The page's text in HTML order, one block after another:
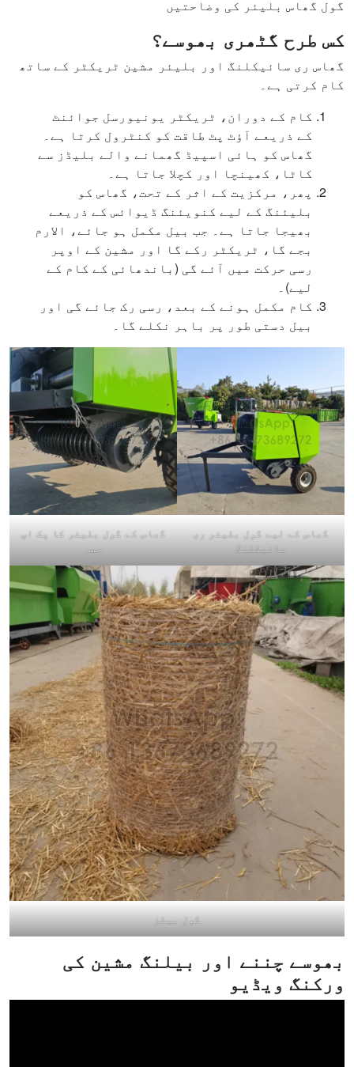
گول گھاس بلیئر کی وضاحتیں
کس طرح گٹھری بھوسے؟
گھاس ری سائیکلنگ اور بلیئر مشین ٹریکٹر کے ساتھ
کام کرتی ہے۔
کام کے دوران، ٹریکٹر یونیورسل جوائنٹ
کے ذریعے آؤٹ پٹ طاقت کو کنٹرول کرتا ہے۔
گھاس کو ہائی اسپیڈ گھمانے والے بلیڈز سے
کاٹا، کھینچا اور کچلا جاتا ہے۔
پھر، مرکزیت کے اثر کے تحت، گھاس کو
بلیئنگ کے لیے کنویئنگ ڈیوائس کے ذریعے
بھیجا جاتا ہے۔ جب بيل مکمل ہو جائے، الارم
بجے گا، ٹریکٹر رکے گا اور مشین کے اوپر
رسی حرکت میں آئے گی (باندھائی کے کام کے
لیے)۔
کام مکمل ہونے کے بعد، رسی رک جائے گی اور
بيل دستی طور پر باہر نکلے گا۔
گھاس کے لیے گول بلیئر ری
سائیکلنگ
گھاس کے گول بلیئر کا پک اپ
حصہ
گول بيلز
بھوسے چننے اور بیلنگ مشین کی
ورکنگ ویڈیو